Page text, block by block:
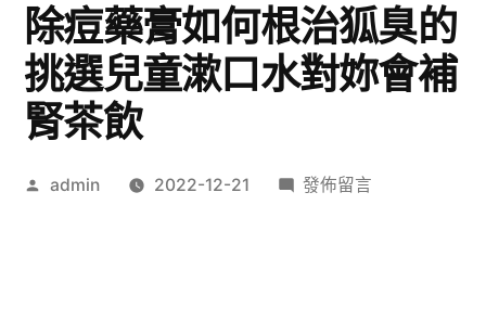
除痘藥膏如何根治狐臭的
挑選兒童漱口水對妳會補
腎茶飲
作
admin 2022-12-21
在
發佈留言